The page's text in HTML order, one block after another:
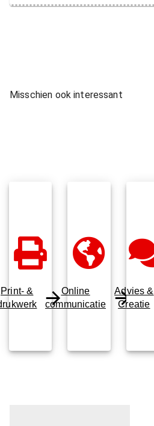
Misschien ook interessant
Print- &
Online
communicatie
Advies &
Creatie